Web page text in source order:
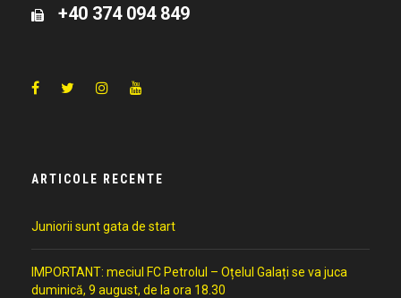
+40 374 094 849
ARTICOLE RECENTE
Juniorii sunt gata de start
IMPORTANT: meciul FC Petrolul – Oțelul Galați se va juca
duminică, 9 august, de la ora 18.30